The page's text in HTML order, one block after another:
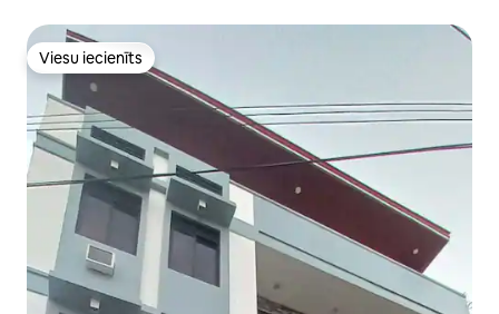
Viesu iecienīts
Viesu iecienīts